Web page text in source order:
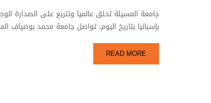
بإسبانيا بتاريخ اليوم، تواصل جامعة محمد بوضياف
READ MORE